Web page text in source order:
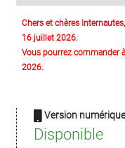
Chers et chères
16 juillet 2026.
Vous pourrez commander
2026.
Version
Disponible